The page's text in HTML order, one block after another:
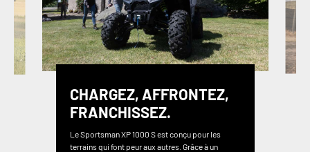
CHARGEZ, AFFRONTEZ,
FRANCHISSEZ.
Le Sportsman XP 1000 S est conçu pour les
terrains qui font peur aux autres. Grâce à un